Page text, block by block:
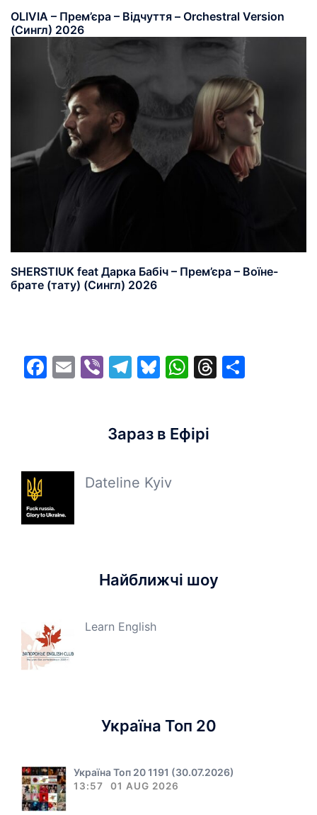
OLIVIA – Прем’єра – Відчуття – Orchestral Version
(Сингл) 2026
SHERSTIUK feat Дарка Бабіч – Прем’єра – Воїне-
брате (тату) (Сингл) 2026
Facebook
EmailViberTelegram
Bluesky
WhatsApp
Threads
Зараз в Ефірі
Dateline Kyiv
Найближчі шоу
Learn English
Україна Топ 20
Україна Топ 20 1191 (30.07.2026)
13:57 01 AUG 2026